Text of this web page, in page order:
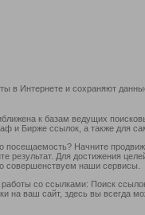
в Интернете и сохраняют
к базам ведущих
и Бирже ссылок, а также для
посещаемость? Начните
результат. Для достижения
совершенствуем наши сервисы.
со ссылками: Поиск
на ваш сайт, здесь вы всегда